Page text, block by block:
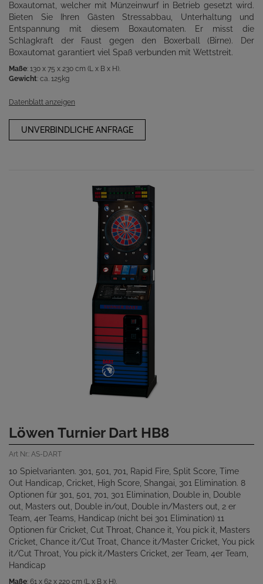
Boxautomat, welcher mit Münzeinwurf in Betrieb gesetzt wird.
Bieten Sie Ihren Gästen Stressabbau, Unterhaltung und
Entspannung mit diesem Boxautomaten. Er misst die
Schlagkraft der Faust gegen den Boxerball (Birne). Der
Boxautomat garantiert viel Spaß verbunden mit Wettstreit.
Maße: 130 x 75 x 230 cm (L x B x H).
Gewicht: ca. 125kg
Datenblatt anzeigen
UNVERBINDLICHE ANFRAGE
Löwen Turnier Dart HB8
Art Nr.: AS-DART
10 Spielvarianten. 301, 501, 701, Rapid Fire, Split Score, Time
Out Handicap, Cricket, High Score, Shangai, 301 Elimination. 8
Optionen für 301, 501, 701, 301 Elimination, Double in, Double
out, Masters out, Double in/out, Double in/Masters out, 2 er
Team, 4er Teams, Handicap (nicht bei 301 Elimination) 11
Optionen für Cricket, Cut Throat, Chance it, You pick it, Masters
Cricket, Chance it/Cut Troat, Chance it/Master Cricket, You pick
it/Cut Throat, You pick it/Masters Cricket, 2er Team, 4er Team,
Handicap
Maße: 61 x 62 x 220 cm (L x B x H).